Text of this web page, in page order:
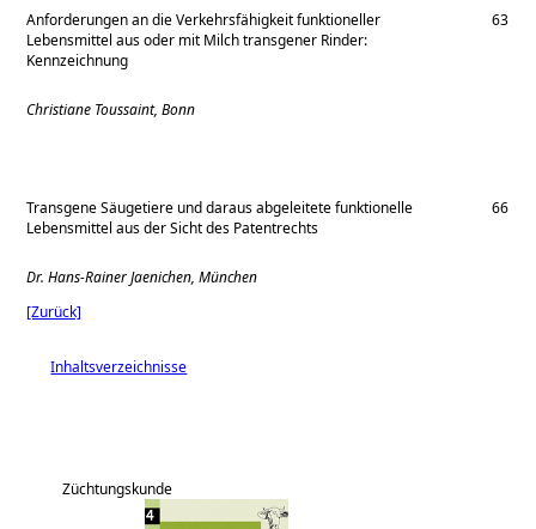
Anforderungen an die Verkehrsfähigkeit funktioneller
Lebensmittel aus oder mit Milch transgener Rinder:
Kennzeichnung
63
Christiane Toussaint, Bonn
Transgene Säugetiere und daraus abgeleitete funktionelle
Lebensmittel aus der Sicht des Patentrechts
66
Dr. Hans-Rainer Jaenichen, München
[Zurück]
Inhaltsverzeichnisse
Züchtungskunde